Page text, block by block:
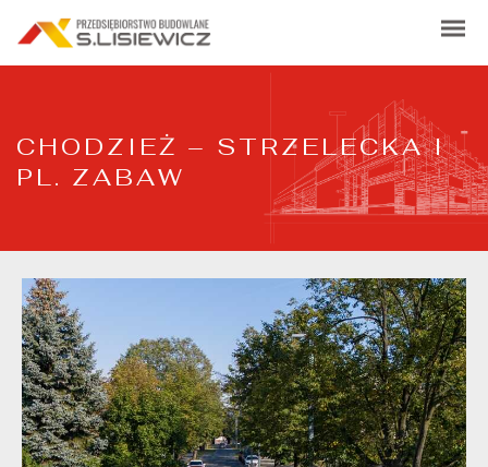
CHODZIEŻ – STRZELECKA I
PL. ZABAW